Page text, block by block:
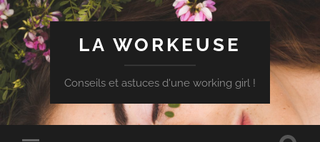
LA WORKEUSE
Conseils et astuces d'une working girl !